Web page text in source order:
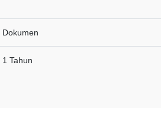
Dokumen
1 Tahun
PELAKSANAAN RENJA DPRD